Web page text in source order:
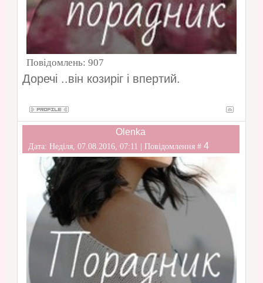
Повідомлень: 907
Доречі ..він козиріг і впертий.
Olenka
Дата: Неділя, 07.08.2016, 07:11 | Повідомлення # 4